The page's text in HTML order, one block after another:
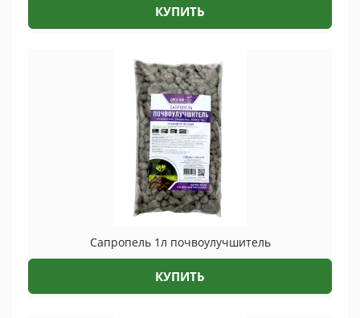
КУПИТЬ
Сапропель 1л почвоулучшитель
КУПИТЬ